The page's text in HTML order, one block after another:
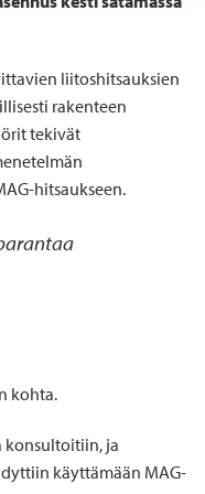
liitoshitsauksien
rakenteen
tekivät
hitsaukseen.
kohta.
konsultoitiin, ja
käyttämään MAG-